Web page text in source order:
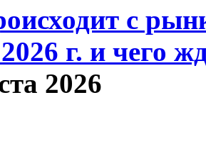
с
г. и чего
2026